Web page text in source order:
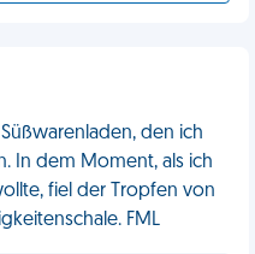
den ich
In dem Moment, als ich
fiel der Tropfen von
FML